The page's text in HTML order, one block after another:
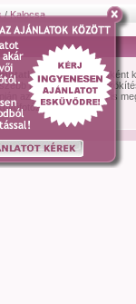
/Kalocsa
Fiatal fotósként
pillanatainak
az én perspektívám is
terén...